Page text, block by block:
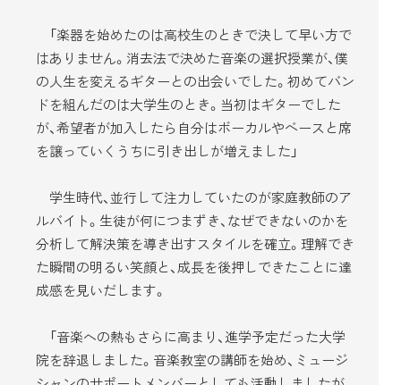
「楽器を始めたのは高校生のときで決して早い方で
はありません。消去法で決めた音楽の選択授業が、僕
の人生を変えるギターとの出会いでした。初めてバン
ドを組んだのは大学生のとき。当初はギターでした
が、希望者が加入したら自分はボーカルやベースと席
を譲っていくうちに引き出しが増えました」
学生時代、並行して注力していたのが家庭教師のア
ルバイト。生徒が何につまずき、なぜできないのかを
分析して解決策を導き出すスタイルを確立。理解でき
た瞬間の明るい笑顔と、成長を後押しできたことに達
成感を見いだします。
「音楽への熱もさらに高まり、進学予定だった大学
院を辞退しました。音楽教室の講師を始め、ミュージ